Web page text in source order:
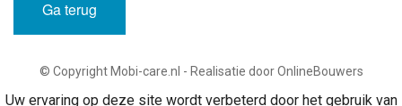
Ga terug
© Copyright Mobi-care.nl - Realisatie door OnlineBouwers
Uw ervaring op deze site wordt verbeterd door het gebruik van